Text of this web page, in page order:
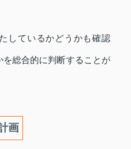
しているかどうかも確認
を総合的に判断することが
画